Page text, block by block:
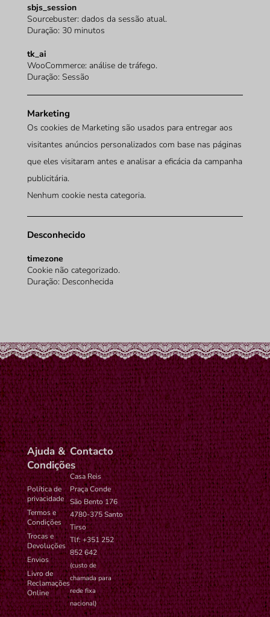
sbjs_session
Sourcebuster: dados da sessão atual.
Duração: 30 minutos
tk_ai
WooCommerce: análise de tráfego.
Duração: Sessão
Marketing
Os cookies de Marketing são usados para entregar aos
visitantes anúncios personalizados com base nas páginas
que eles visitaram antes e analisar a eficácia da campanha
publicitária.
Nenhum cookie nesta categoria.
Desconhecido
timezone
Cookie não categorizado.
Duração: Desconhecida
Ajuda &
Condições
Política de
privacidade
Termos e
Condições
Trocas e
Devoluções
Envios
Livro de
Reclamações
Online
Contacto
Casa Reis
Praça Conde
São Bento 176
4780-375 Santo
Tirso
Tlf: +351 252
852 642
(custo de
chamada para
rede fixa
nacional)